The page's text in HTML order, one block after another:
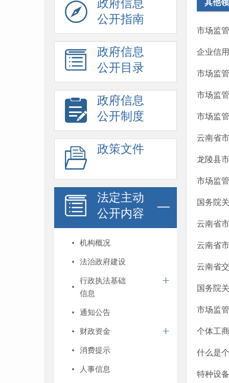
政府信息
公开指南
政府信息
公开目录
政府信息
公开制度
政策文件
法定主动
公开内容
机构概况
法治政府建设
行政执法基础
信息
通知公告
财政资金
消费提示
人事信息
其他
市场监
企业信
市场监
市场监
市场监
云南省
龙陵县
市场监
国务院
云南省
云南省
云南省
国务院
市场监
个体工
什么是
特种设